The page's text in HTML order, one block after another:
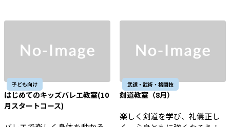
子ども向け
はじめてのキッズバレエ教室(10
月スタートコース)
武道・武術・格闘技
剣道教室（8月）
楽しく剣道を学び、礼儀正し